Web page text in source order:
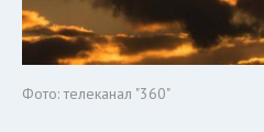
Фото: телеканал "360"